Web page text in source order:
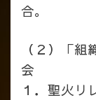
合。
（２）「
会
１．聖火リ